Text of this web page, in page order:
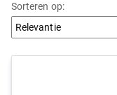
Sorteren op: